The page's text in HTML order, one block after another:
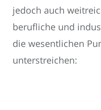
jedoch auch
berufliche und
die wesentlichen
unterstreichen: